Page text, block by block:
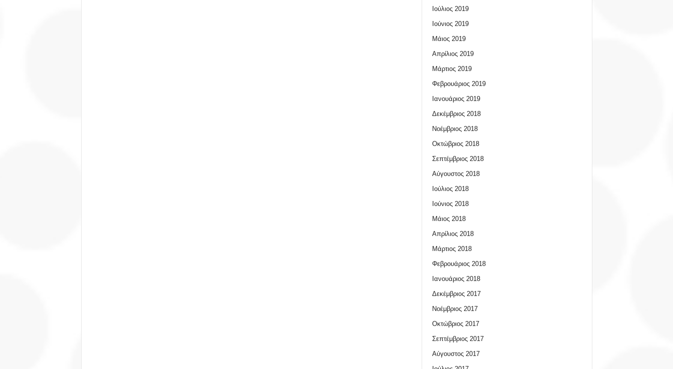
Ιούλιος 2019
Ιούνιος 2019
Μάιος 2019
Απρίλιος 2019
Μάρτιος 2019
Φεβρουάριος 2019
Ιανουάριος 2019
Δεκέμβριος 2018
Νοέμβριος 2018
Οκτώβριος 2018
Σεπτέμβριος 2018
Αύγουστος 2018
Ιούλιος 2018
Ιούνιος 2018
Μάιος 2018
Απρίλιος 2018
Μάρτιος 2018
Φεβρουάριος 2018
Ιανουάριος 2018
Δεκέμβριος 2017
Νοέμβριος 2017
Οκτώβριος 2017
Σεπτέμβριος 2017
Αύγουστος 2017